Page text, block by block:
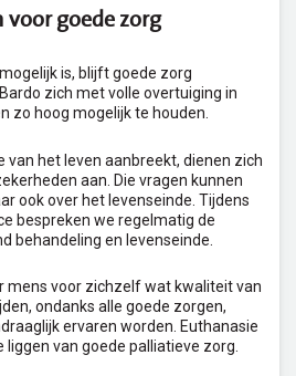
goede zorg
is, blijft goede zorg
zich met volle overtuiging in
zo hoog mogelijk te houden.
van het leven aanbreekt, dienen zich
aan. Die vragen kunnen
ook over het levenseinde. Tijdens
bespreken we regelmatig de
behandeling en levenseinde.
mens voor zichzelf wat kwaliteit van
ondanks alle goede zorgen,
ervaren worden. Euthanasie
liggen van goede palliatieve zorg.